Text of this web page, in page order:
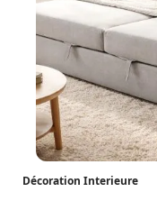
Décoration Interieure